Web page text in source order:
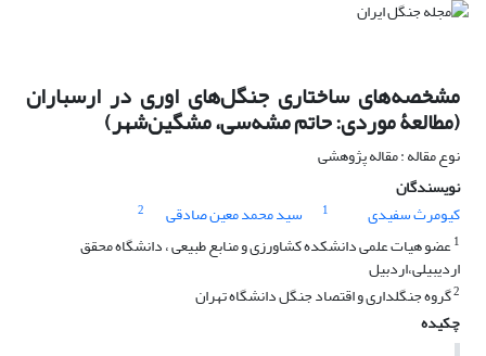
مشخصه‌های ساختاری جنگل‌های اوری در ارسباران
(مطالعۀ موردی: حاتم مشه‌سی، مشگین‌شهر)
نوع مقاله : مقاله پژوهشی
نویسندگان
کیومرث سفیدی
1 سید محمد معین صادقی
2
1عضو هیات علمی دانشکده کشاورزی و منابع طبیعی ، دانشگاه محقق
اردیبیلی،اردبیل
2گروه جنگلداری و اقتصاد جنگل دانشگاه تهران
چکیده